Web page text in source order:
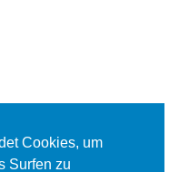
Cookies, um
Surfen zu